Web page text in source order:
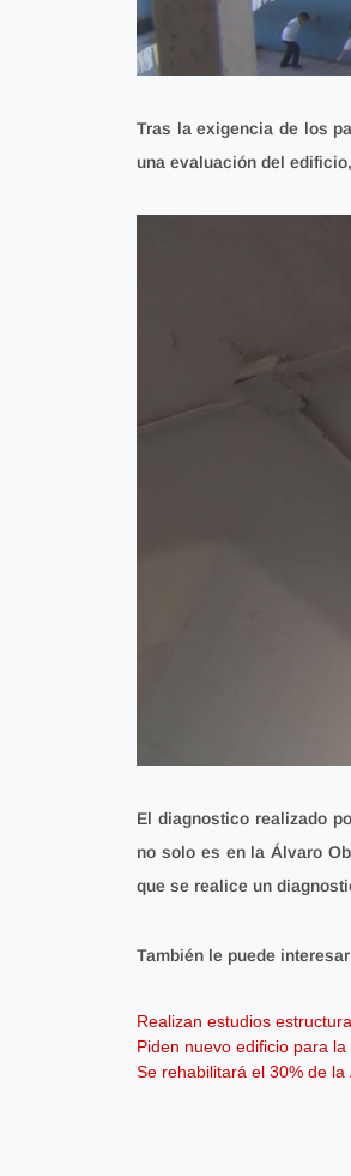
Tras la exigencia de los
una evaluación del edificio,
El diagnostico realizado
no solo es en la Álvaro
que se realice un
También le puede
Realizan estudios
Piden nuevo edificio para
Se rehabilitará el 30% de la